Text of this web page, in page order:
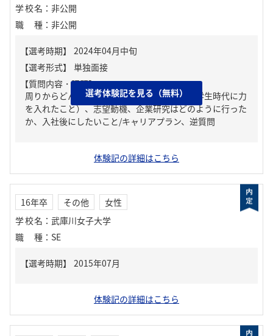
学校名 ： 非公開
職種 ： 非公開
【質問内容・課題】
周りからどんな人といわれる？、ガクチカ（学生時代に力
を入れたこと）、志望動機、企業研究はどのように行った
か、入社後にしたいこと/キャリアプラン、逆質問
選考体験記を見る（無料）
体験記の詳細はこちら
16年卒 その他
女性
学校名 ： 武庫川女子大学
職種 ： SE
体験記の詳細はこちら